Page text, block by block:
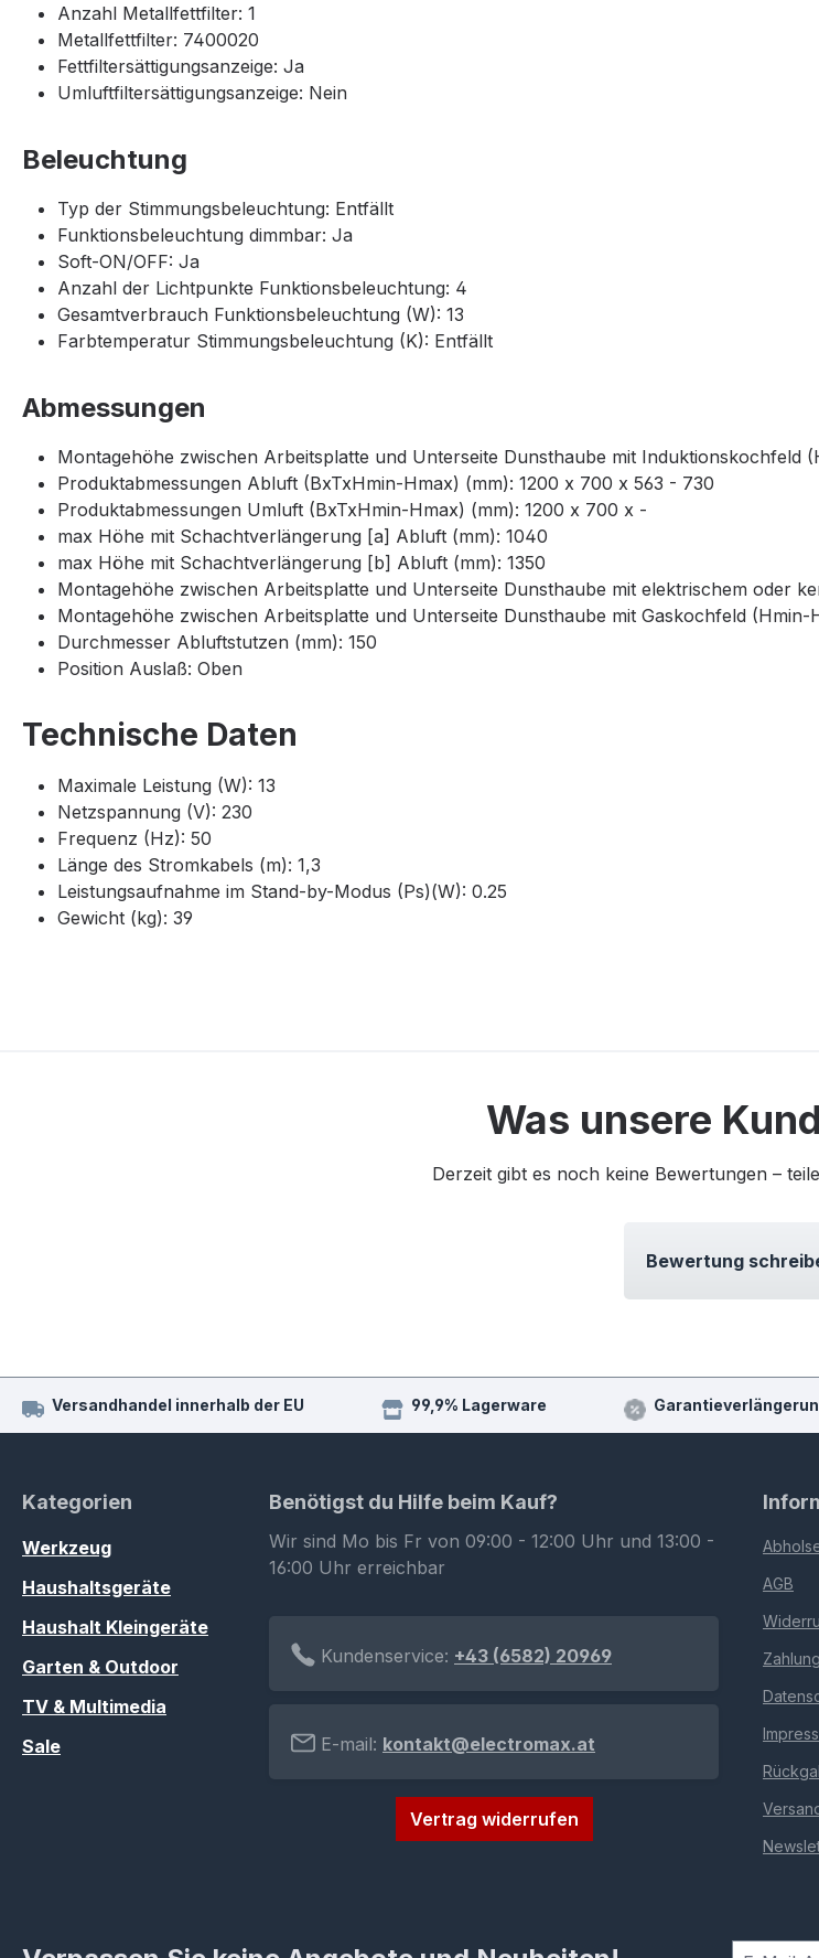
Anzahl Metallfettfilter: 1
Metallfettfilter: 7400020
Fettfiltersättigungsanzeige: Ja
Umluftfiltersättigungsanzeige: Nein
Beleuchtung
Typ der Stimmungsbeleuchtung: Entfällt
Funktionsbeleuchtung dimmbar: Ja
Soft-ON/OFF: Ja
Anzahl der Lichtpunkte Funktionsbeleuchtung: 4
Gesamtverbrauch Funktionsbeleuchtung (W): 13
Farbtemperatur Stimmungsbeleuchtung (K): Entfällt
Abmessungen
Montagehöhe zwischen Arbeitsplatte und Unterseite Dunsthaube mit Induktionskochfeld
Produktabmessungen Abluft (BxTxHmin-Hmax) (mm): 1200 x 700 x 563 - 730
Produktabmessungen Umluft (BxTxHmin-Hmax) (mm): 1200 x 700 x -
max Höhe mit Schachtverlängerung [a] Abluft (mm): 1040
max Höhe mit Schachtverlängerung [b] Abluft (mm): 1350
Montagehöhe zwischen Arbeitsplatte und Unterseite Dunsthaube mit elektrischem oder
Montagehöhe zwischen Arbeitsplatte und Unterseite Dunsthaube mit Gaskochfeld (Hmin-
Durchmesser Abluftstutzen (mm): 150
Position Auslaß: Oben
Technische Daten
Maximale Leistung (W): 13
Netzspannung (V): 230
Frequenz (Hz): 50
Länge des Stromkabels (m): 1,3
Leistungsaufnahme im Stand-by-Modus (Ps)(W): 0.25
Gewicht (kg): 39
Was unsere
Derzeit gibt es noch keine Bewertungen –
Bewertung
Versandhandel innerhalb der EU 99,9% Lagerware
Kategorien
Werkzeug
Haushaltsgeräte
Haushalt Kleingeräte
Garten & Outdoor
TV & Multimedia
Sale
Benötigst du Hilfe beim Kauf?
Wir sind Mo bis Fr von 09:00 - 12:00 Uhr und 13:00 -
16:00 Uhr erreichbar
Kundenservice: +43 (6582) 20969
E-mail: kontakt@electromax.at
Vertrag widerrufen
AGB